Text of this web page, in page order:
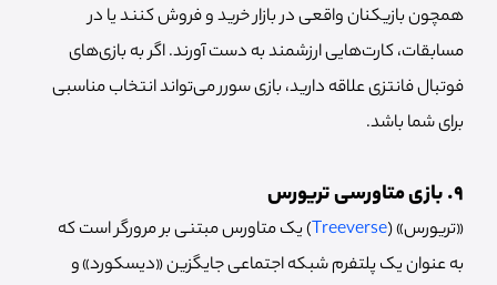
همچون بازیکنان واقعی در بازار خرید و فروش کنند یا در
مسابقات، کارت‌هایی ارزشمند به دست آورند. اگر به بازی‌های
فوتبال فانتزی علاقه دارید، بازی سورر می‌تواند انتخاب مناسبی
برای شما باشد.
9. بازی متاورسی تریورس
«تریورس» (Treeverse) یک متاورس مبتنی بر مرورگر است که
به عنوان یک پلتفرم شبکه اجتماعی جایگزین «دیسکورد» و